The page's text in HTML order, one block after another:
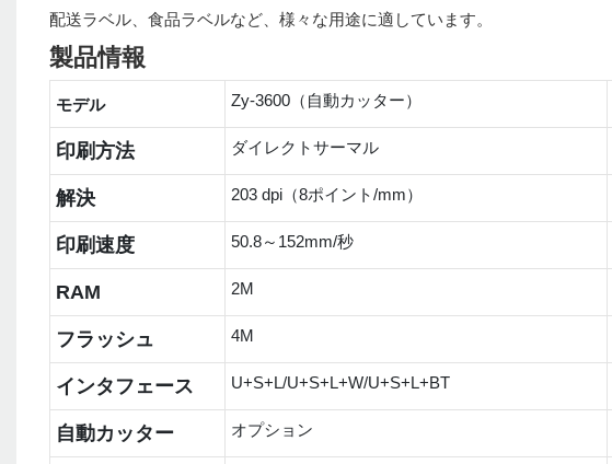
配送ラベル、食品ラベルなど、様々な用途に適しています。
製品情報
モデル Zy-3600（自動カッター）
印刷方法 ダイレクトサーマル
解決 203 dpi（8ポイント/mm）
印刷速度 50.8～152mm/秒
RAM 2M
フラッシュ 4M
インタフェース U+S+L/U+S+L+W/U+S+L+BT
自動カッター オプション